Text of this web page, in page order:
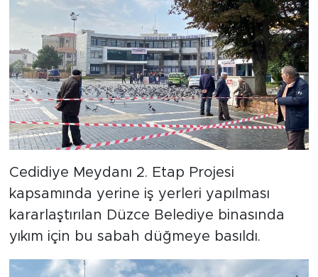
Cedidiye Meydanı 2. Etap Projesi
kapsamında yerine iş yerleri yapılması
kararlaştırılan Düzce Belediye binasında
yıkım için bu sabah düğmeye basıldı.